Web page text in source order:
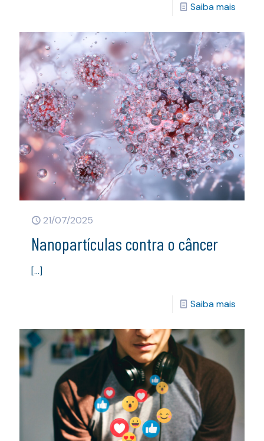
Saiba mais
21/07/2025
Nanopartículas contra o câncer
[…]
Saiba mais